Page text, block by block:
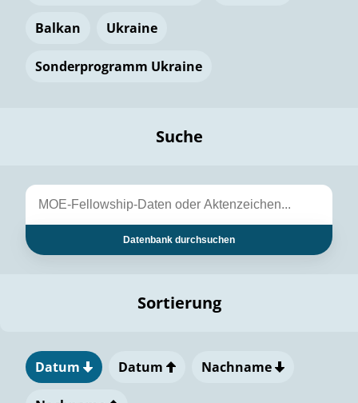
Balkan Ukraine
Sonderprogramm Ukraine
Suche
Datenbank durchsuchen
Sortierung
Datum Datum Nachname